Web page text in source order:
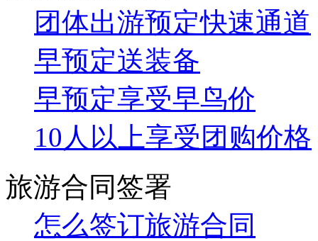
团体出游预定快速通道
早预定送装备
早预定享受早鸟价
10人以上享受团购价格
旅游合同签署
怎么签订旅游合同